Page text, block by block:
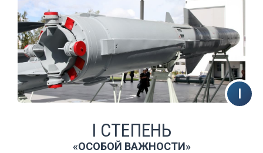
I СТЕПЕНЬ
«ОСОБОЙ ВАЖНОСТИ»